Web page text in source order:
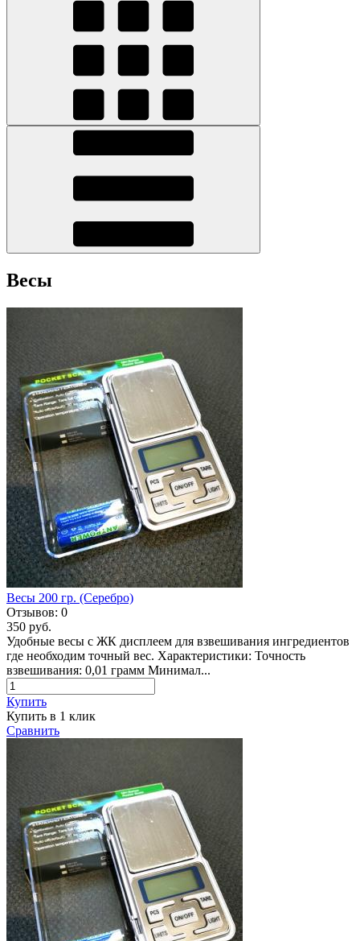
Весы
Весы 200 гр. (Серебро)
Отзывов: 0
350 руб.
Удобные весы с ЖК дисплеем для взвешивания ингредиентов
где необходим точный вес. Характеристики: Точность
взвешивания: 0,01 грамм Минимал...
Купить
Купить в 1 клик
Сравнить